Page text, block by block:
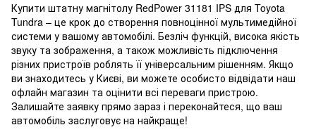
Купити штатну магнітолу RedPower 31181 IPS для Toyota
Tundra – це крок до створення повноцінної мультимедійної
системи у вашому автомобілі. Безліч функцій, висока якість
звуку та зображення, а також можливість підключення
різних пристроїв роблять її універсальним рішенням. Якщо
ви знаходитесь у Києві, ви можете особисто відвідати наш
офлайн магазин та оцінити всі переваги пристрою.
Залишайте заявку прямо зараз і переконайтеся, що ваш
автомобіль заслуговує на найкраще!